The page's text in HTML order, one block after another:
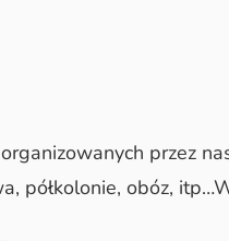
przez
półkolonie, obóz,